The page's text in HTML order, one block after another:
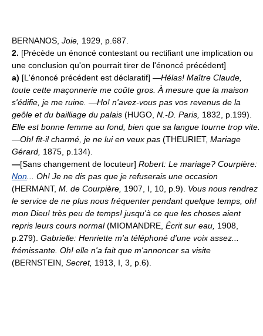
BERNANOS, Joie, 1929, p.687.
2. [Précède un énoncé contestant ou rectifiant une implication ou
une conclusion qu'on pourrait tirer de l'énoncé précédent]
a) [L'énoncé précédent est déclaratif] —Hélas! Maître Claude,
toute cette maçonnerie me coûte gros. À mesure que la maison
s'édifie, je me ruine. —Ho! n'avez-vous pas vos revenus de la
geôle et du bailliage du palais (HUGO, N.-D. Paris, 1832, p.199).
Elle est bonne femme au fond, bien que sa langue tourne trop vite.
—Oh! fit-il charmé, je ne lui en veux pas (THEURIET, Mariage
Gérard, 1875, p.134).
—[Sans changement de locuteur] Robert: Le mariage? Courpière:
Non ... Oh! Je ne dis pas que je refuserais une occasion
(HERMANT, M. de Courpière, 1907, I, 10, p.9). Vous nous rendrez
le service de ne plus nous fréquenter pendant quelque temps, oh!
mon Dieu! très peu de temps! jusqu'à ce que les choses aient
repris leurs cours normal(MIOMANDRE, Écrit sur eau, 1908,
p.279). Gabrielle: Henriette m'a téléphoné d'une voix assez...
frémissante. Oh! elle n'a fait que m'annoncer sa visite
(BERNSTEIN, Secret, 1913, I, 3, p.6).